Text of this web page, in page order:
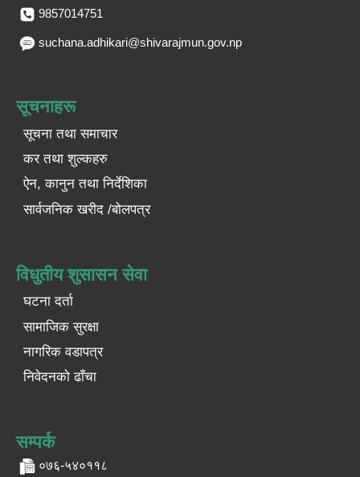
9857014751
suchana.adhikari@shivarajmun.gov.np
सूचनाहरू
सूचना तथा समाचार
कर तथा शुल्कहरु
ऐन, कानुन तथा निर्देशिका
सार्वजनिक खरीद /बोलपत्र
विधुतीय शुसासन सेवा
घटना दर्ता
सामाजिक सुरक्षा
नागरिक वडापत्र
निवेदनको ढाँचा
सम्पर्क
०७६-५४०११८